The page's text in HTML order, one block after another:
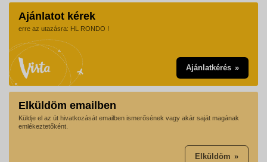
Ajánlatot kérek
erre az utazásra: HL RONDO !
Ajánlatkérés
Elküldöm emailben
Küldje el az út hivatkozását emailben ismerősének vagy akár saját magának
emlékeztetőként.
Elküldöm